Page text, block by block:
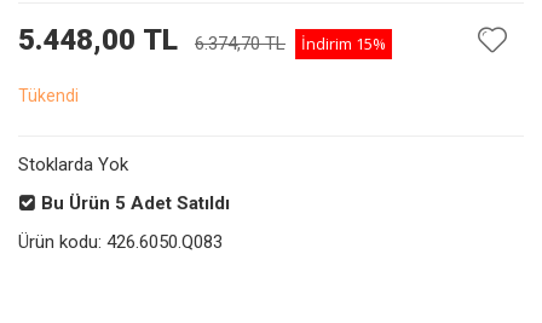
5.448,00 TL 6.374,70 TL İndirim 15%
Tükendi
Stoklarda Yok
Bu Ürün 5 Adet Satıldı
Ürün kodu: 426.6050.Q083